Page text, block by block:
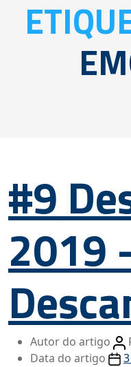
#9
2019
Autor do artigo
Data do artigo